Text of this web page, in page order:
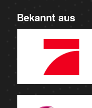
Bekannt aus